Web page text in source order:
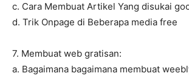
c. Cara Membuat Artikel Yang disukai
d. Trik Onpage di Beberapa media free
7. Membuat web gratisan:
a. Bagaimana bagaimana membuat